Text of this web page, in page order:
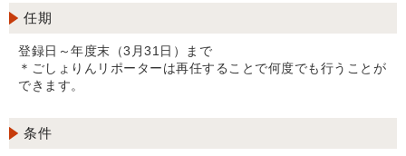
任期
登録日～年度末（3月31日）まで
＊ごしょりんリポーターは再任することで何度でも行うことが
できます。
条件